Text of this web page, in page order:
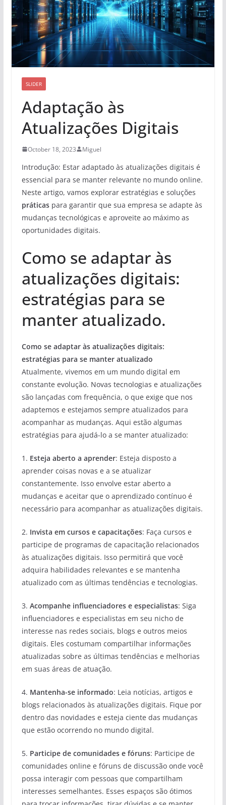
SLIDER
Adaptação às
Atualizações Digitais
October 18, 2023 Miguel
Introdução: Estar adaptado às atualizações digitais é
essencial para se manter relevante no mundo online.
Neste artigo, vamos explorar estratégias e soluções
práticaspara garantir que sua empresa se adapte às
mudanças tecnológicas e aproveite ao máximo as
oportunidades digitais.
Como se adaptar às
atualizações digitais:
estratégias para se
manter atualizado.
Como se adaptar às atualizações digitais:
estratégias para se manter atualizado
Atualmente, vivemos em um mundo digital em
constante evolução. Novas tecnologias e atualizações
são lançadas com frequência, o que exige que nos
adaptemos e estejamos sempre atualizados para
acompanhar as mudanças. Aqui estão algumas
estratégias para ajudá-lo a se manter atualizado:
1. Esteja aberto a aprender: Esteja disposto a
aprender coisas novas e a se atualizar
constantemente. Isso envolve estar aberto a
mudanças e aceitar que o aprendizado contínuo é
necessário para acompanhar as atualizações digitais.
2. Invista em cursos e capacitações: Faça cursos e
participe de programas de capacitação relacionados
às atualizações digitais. Isso permitirá que você
adquira habilidades relevantes e se mantenha
atualizado com as últimas tendências e tecnologias.
3. Acompanhe influenciadores e especialistas: Siga
influenciadores e especialistas em seu nicho de
interesse nas redes sociais, blogs e outros meios
digitais. Eles costumam compartilhar informações
atualizadas sobre as últimas tendências e melhorias
em suas áreas de atuação.
4. Mantenha-se informado: Leia notícias, artigos e
blogs relacionados às atualizações digitais. Fique por
dentro das novidades e esteja ciente das mudanças
que estão ocorrendo no mundo digital.
5. Participe de comunidades e fóruns: Participe de
comunidades online e fóruns de discussão onde você
possa interagir com pessoas que compartilham
interesses semelhantes. Esses espaços são ótimos